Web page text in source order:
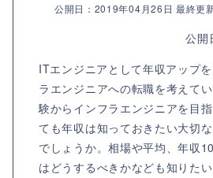
公開日：2019年04月26日 最終更
公開
ITエンジニアとして年収アップ
ラエンジニアへの転職を考えて
験からインフラエンジニアを目
ても年収は知っておきたい大切
でしょうか。相場や平均、年収
はどうするべきかなども知りた